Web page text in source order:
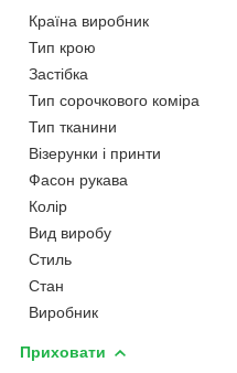
Країна виробник
Тип крою
Застібка
Тип сорочкового коміра
Тип тканини
Візерунки і принти
Фасон рукава
Колір
Вид виробу
Стиль
Стан
Виробник
Приховати